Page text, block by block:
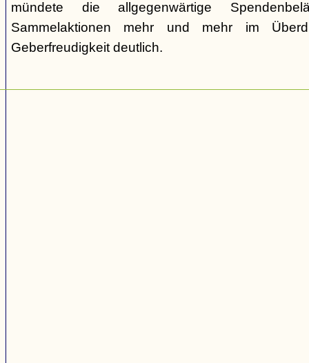
mündete die allgegenwärtige
Sammelaktionen mehr und mehr im
Geberfreudigkeit deutlich.